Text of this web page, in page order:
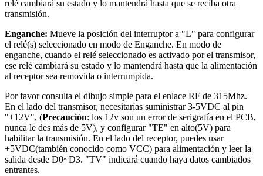
relé cambiará su estado y lo mantendrá hasta que se reciba otra
transmisión.
Enganche: Mueve la posición del interruptor a "L" para configurar
el relé(s) seleccionado en modo de Enganche. En modo de
enganche, cuando el relé seleccionado es activado por el transmisor,
ese relé cambiará su estado y lo mantendrá hasta que la alimentación
al receptor sea removida o interrumpida.
Por favor consulta el dibujo simple para el enlace RF de 315Mhz.
En el lado del transmisor, necesitarías suministrar 3-5VDC al pin
"+12V", (Precaución: los 12v son un error de serigrafía en el PCB,
nunca le des más de 5V), y configurar "TE" en alto(5V) para
habilitar la transmisión. En el lado del receptor, puedes usar
+5VDC(también conocido como VCC) para alimentación y leer la
salida desde D0~D3. "TV" indicará cuando haya datos cambiados
entrantes.